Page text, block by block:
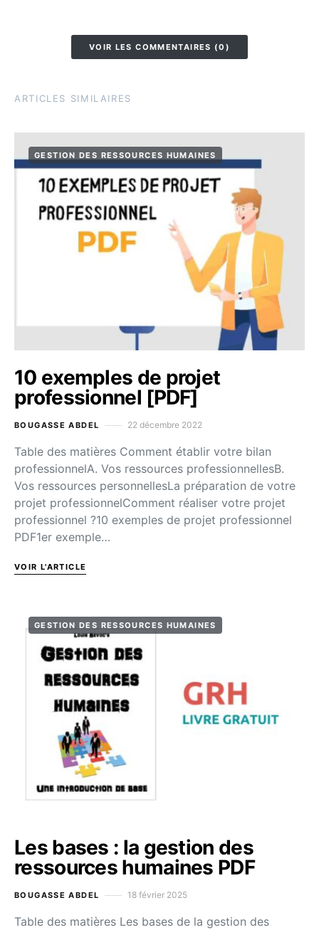
VOIR LES COMMENTAIRES (0)
ARTICLES SIMILAIRES
GESTION DES RESSOURCES HUMAINES
10 exemples de projet
professionnel [PDF]
BOUGASSE ABDEL 22 décembre 2022
Table des matières Comment établir votre bilan
professionnelA. Vos ressources professionnellesB.
Vos ressources personnellesLa préparation de votre
projet professionnelComment réaliser votre projet
professionnel ?10 exemples de projet professionnel
PDF1er exemple…
VOIR L'ARTICLE
GESTION DES RESSOURCES HUMAINES
Les bases : la gestion des
ressources humaines PDF
BOUGASSE ABDEL 18 février 2025
Table des matières Les bases de la gestion des